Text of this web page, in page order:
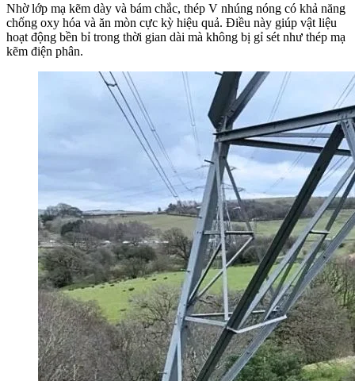
Nhờ lớp mạ kẽm dày và bám chắc, thép V nhúng nóng có khả năng
chống oxy hóa và ăn mòn cực kỳ hiệu quả. Điều này giúp vật liệu
hoạt động bền bỉ trong thời gian dài mà không bị gỉ sét như thép mạ
kẽm điện phân.